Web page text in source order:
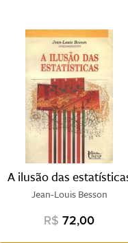
A ilusão das
Jean-Louis Besson
R$ 72,00